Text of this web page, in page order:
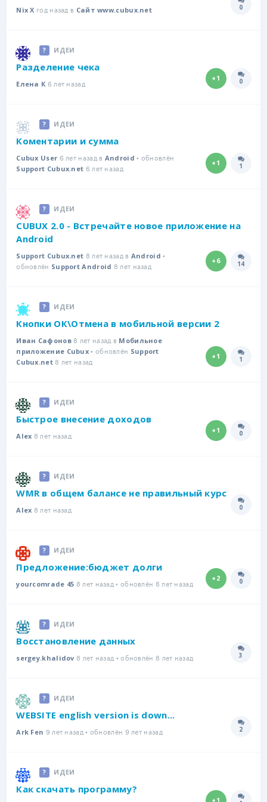
Nix X год назад в Сайт www.cubux.net 0
ИДЕИ
Разделение чека
Елена К 6 лет назад +1 0
ИДЕИ
Коментарии и сумма
Cubux User 6 лет назад в Android • обновлён
Support Cubux.net 6 лет назад +1 1
ИДЕИ
CUBUX 2.0 - Встречайте новое приложение на
Android
Support Cubux.net 8 лет назад в Android •
обновлён Support Android 8 лет назад +6 14
ИДЕИ
Кнопки ОК\Отмена в мобильной версии 2
Иван Сафонов8 лет назад в Мобильное
приложение Cubux • обновлён Support
Cubux.net8 лет назад +1 1
ИДЕИ
Быстрое внесение доходов
Alex 8 лет назад +1 0
ИДЕИ
WMR в общем балансе не правильный курс
Alex 8 лет назад 0
ИДЕИ
Предложение:бюджет долги
yourcomrade 45 8 лет назад • обновлён 8 лет назад +2 0
ИДЕИ
Восстановление данных
sergey.khalidov 8 лет назад • обновлён 8 лет назад 3
ИДЕИ
WEBSITE english version is down...
Ark Fen 9 лет назад • обновлён 9 лет назад 2
ИДЕИ
Как скачать программу?
+1